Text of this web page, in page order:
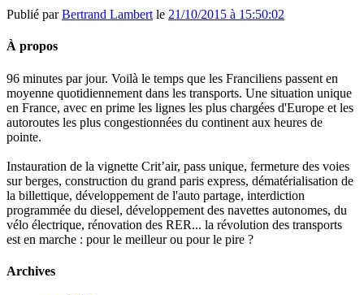
Publié parBertrand Lambert le 21/10/2015 à 15:50:02
À propos
96 minutes par jour. Voilà le temps que les Franciliens passent en
moyenne quotidiennement dans les transports. Une situation unique
en France, avec en prime les lignes les plus chargées d'Europe et les
autoroutes les plus congestionnées du continent aux heures de
pointe.
Instauration de la vignette Crit’air, pass unique, fermeture des voies
sur berges, construction du grand paris express, dématérialisation de
la billettique, développement de l'auto partage, interdiction
programmée du diesel, développement des navettes autonomes, du
vélo électrique, rénovation des RER... la révolution des transports
est en marche : pour le meilleur ou pour le pire ?
Archives